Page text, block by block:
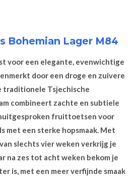
Bohemian Lager M84
voor een elegante, evenwichtige
door een droge en zuivere
traditionele Tsjechische
combineert zachte en subtiele
fruittoetsen voor
met een sterke hopsmaak. Met
slechts vier weken verkrijg je
na zes tot acht weken bekom je
is, met een meer verfijnde smaak